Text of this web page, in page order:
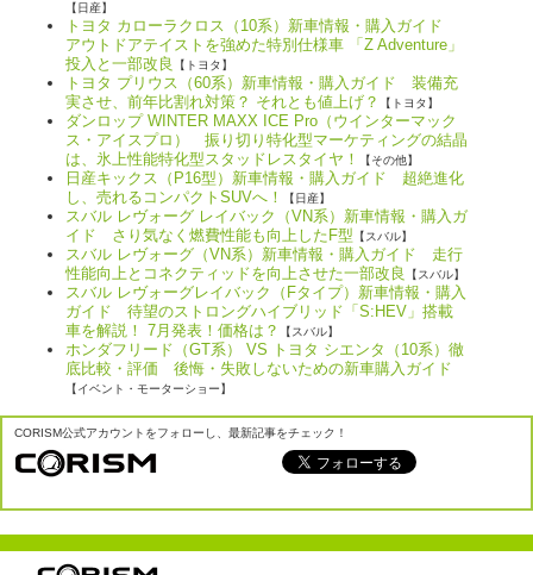
【日産】
トヨタ カローラクロス（10系）新車情報・購入ガイド
アウトドアテイストを強めた特別仕様車 「Z Adventure」
投入と一部改良
【トヨタ】
トヨタ プリウス（60系）新車情報・購入ガイド 装備充
実させ、前年比割れ対策？ それとも値上げ？
【トヨタ】
ダンロップ WINTER MAXX ICE Pro（ウインターマック
ス・アイスプロ） 振り切り特化型マーケティングの結晶
は、氷上性能特化型スタッドレスタイヤ！
【その他】
日産キックス（P16型）新車情報・購入ガイド 超絶進化
し、売れるコンパクトSUVへ！
【日産】
スバル レヴォーグ レイバック（VN系）新車情報・購入ガ
イド さり気なく燃費性能も向上したF型 【スバル】
スバル レヴォーグ（VN系）新車情報・購入ガイド 走行
性能向上とコネクティッドを向上させた一部改良
【スバル】
スバル レヴォーグレイバック（Fタイプ）新車情報・購入
ガイド 待望のストロングハイブリッド「S:HEV」搭載
車を解説！ 7月発表！価格は？
【スバル】
ホンダフリード（GT系） VS トヨタ シエンタ（10系）徹
底比較・評価 後悔・失敗しないための新車購入ガイド
【イベント・モーターショー】
CORISM公式アカウントをフォローし、最新記事をチェック！